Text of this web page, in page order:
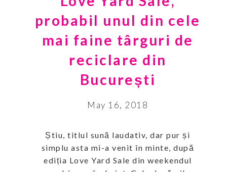
probabil unul din cele
mai faine târguri de
reciclare din
București
May 16, 2018
Știu, titlul sună laudativ, dar pur și
simplu asta mi-a venit în minte, după
ediția Love Yard Sale din weekendul